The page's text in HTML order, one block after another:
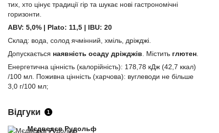
тих, хто цінує традиції гір та шукає нові гастрономічні
горизонти.
ABV: 5,0% | Plato: 11,5 | IBU: 20
Склад: вода, солод ячмінний, хміль, дріжджі.
Допускається наявність осаду дріжджів . Містить глютен
Енергетична цінність (калорійність): 178,78 кДж (42,7 ккал)
/100 мл. Поживна цінність (харчова): вуглеводи не більше
3,0 г/100 мл;
Відгуки 1
Мєдвєдєв Рудольф